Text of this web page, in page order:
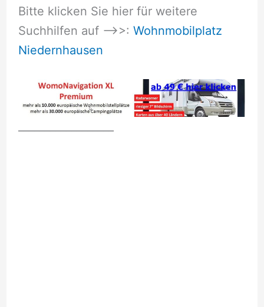
Bitte klicken Sie hier für weitere
Suchhilfen auf –>>: Wohnmobilplatz
Niedernhausen